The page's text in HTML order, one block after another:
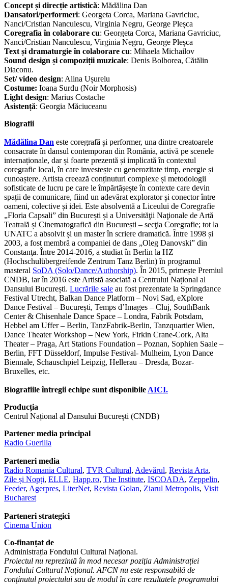
Concept și direcție artistică: Mădălina Dan
Dansatori/performeri: Georgeta Corca, Mariana Gavriciuc,
Nanci/Cristian Nanculescu, Virginia Negru, George Pleșca
Coregrafia în colaborare cu: Georgeta Corca, Mariana Gavriciuc,
Nanci/Cristian Nanculescu, Virginia Negru, George Pleșca
Text și dramaturgie în colaborare cu: Mihaela Michailov
Sound design și compoziții muzicale: Denis Bolborea, Cătălin
Diaconu.
Set/ video design: Alina Ușurelu
Costume: Ioana Surdu (Noir Morphosis)
Light design: Marius Costache
Asistență: Georgia Măciuceanu
Biografii
Mădălina Dan este coregrafă și performer, una dintre creatoarele
consacrate în dansul contemporan din România, activă pe scenele
internaționale, dar și foarte prezentă și implicată în contextul
coregrafic local, în care investește cu generozitate timp, energie și
cunoaștere. Artista creează conținuturi complexe și metodologii
sofisticate de lucru pe care le împărtășește în contexte care devin
spații de comunicare, fiind un adevărat explorator și conector între
oameni, colective și idei. Este absolventă a Liceului de Coregrafie
„Floria Capsali” din București și a Universităţii Naţionale de Artă
Teatrală și Cinematografică din București – secţia Coregrafie; tot la
UNATC a absolvit și un master în scriere dramatică. Între 1998 și
2003, a fost membră a companiei de dans „Oleg Danovski” din
Constanţa. Între 2014-2016, a studiat în Berlin la HZ
(Hochschulübergreifende Zentrum Tanz Berlin) în programul
masteral SoDA (Solo/Dance/Authorship). În 2015, primește Premiul
CNDB, iar în 2016 este Artistă asociată a Centrului Național al
Dansului București. Lucrările sale au fost prezentate la Springdance
Festival Utrecht, Balkan Dance Platform – Novi Sad, eXplore
Dance Festival – București, Temps d’Images – Cluj, SouthBank
Center & Chisenhale Dance Space – Londra, Fabrik Potsdam,
Hebbel am Uffer – Berlin, TanzFabrik-Berlin, Tanzquartier Wien,
Dance Theater Workshop – New York, Firkin Crane-Cork, Alta
Theater – Praga, Art Stations Foundation – Poznan, Sophien Saale –
Berlin, FFT Düsseldorf, Impulse Festival- Mulheim, Lyon Dance
Biennale, Schauschpiel Leipzig, Hellerau – Dresda, Bozar-
Bruxelles, etc.
Biografiile întregii echipe sunt disponibile AICI.
Producția
Centrul Național al Dansului București (CNDB)
Partener media principal
Radio Guerilla
Parteneri media
Radio Romania Cultural, TVR Cultural, Adevărul, Revista Arta,
Zile și Nopți, ELLE, Happ.ro, The Institute, ISCOADA, Zeppelin,
Feeder, Agerpres, LiterNet, Revista Golan, Ziarul Metropolis, Visit
Bucharest
Parteneri strategici
Cinema Union
Co-finanțat de
Administrația Fondului Cultural Național.
Proiectul nu reprezintă în mod necesar poziţia Administrației
Fondului Cultural Național. AFCN nu este responsabilă de
conținutul proiectului sau de modul în care rezultatele programului